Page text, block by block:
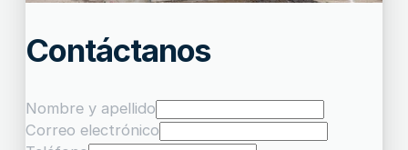
Contáctanos
Nombre y apellido
Correo electrónico